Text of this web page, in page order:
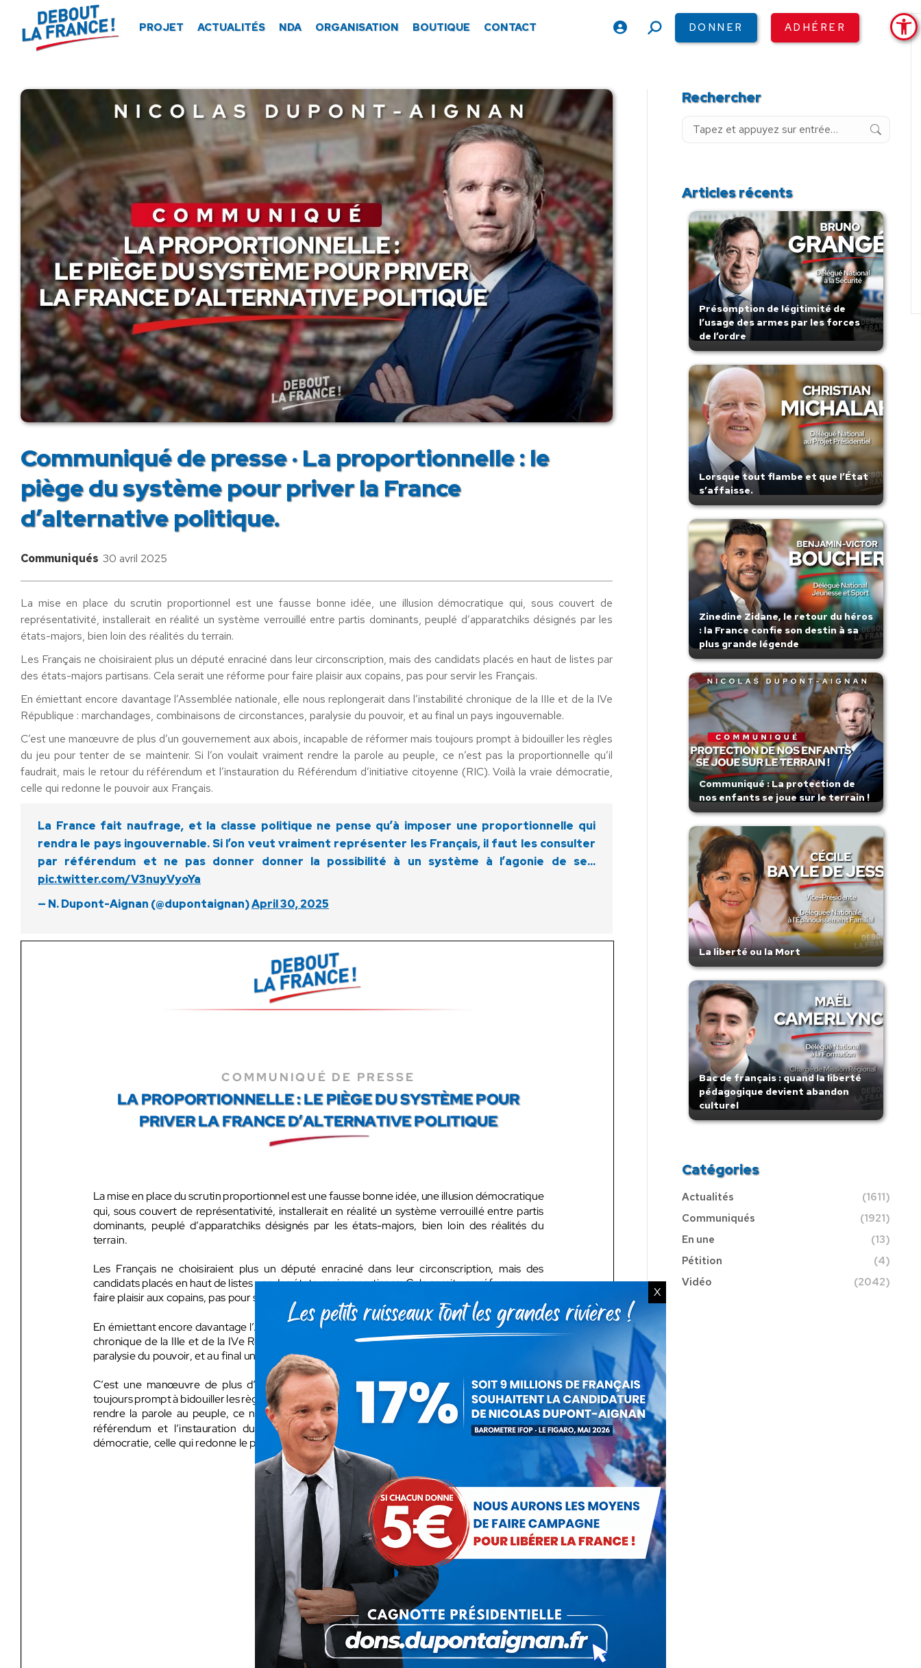
PROJET ACTUALITÉS NDA ORGANISATION BOUTIQUE CONTACT
RechercheDONNER ADHÉRER
Communiqué de presse · La proportionnelle : le
piège du système pour priver la France
d’alternative politique.
Communiqués 30 avril 2025
La mise en place du scrutin proportionnel est une fausse bonne idée, une illusion démocratique qui, sous couvert de
représentativité, installerait en réalité un système verrouillé entre partis dominants, peuplé d’apparatchiks désignés par les
états-majors, bien loin des réalités du terrain.
Les Français ne choisiraient plus un député enraciné dans leur circonscription, mais des candidats placés en haut de listes par
des états-majors partisans. Cela serait une réforme pour faire plaisir aux copains, pas pour servir les Français.
En émiettant encore davantage l’Assemblée nationale, elle nous replongerait dans l’instabilité chronique de la IIIe et de la IVe
République : marchandages, combinaisons de circonstances, paralysie du pouvoir, et au final un pays ingouvernable.
C’est une manœuvre de plus d’un gouvernement aux abois, incapable de réformer mais toujours prompt à bidouiller les règles
du jeu pour tenter de se maintenir. Si l’on voulait vraiment rendre la parole au peuple, ce n’est pas la proportionnelle qu’il
faudrait, mais le retour du référendum et l’instauration du Référendum d’initiative citoyenne (RIC). Voilà la vraie démocratie,
celle qui redonne le pouvoir aux Français.
La France fait naufrage, et la classe politique ne pense qu’à imposer une proportionnelle qui
rendra le pays ingouvernable. Si l’on veut vraiment représenter les Français, il faut les consulter
par référendum et ne pas donner donner la possibilité à un système à l’agonie de se…
pic.twitter.com/V3nuyVyoYa
— N. Dupont-Aignan (@dupontaignan)April 30, 2025
Rechercher
Recherche
Articles récents
Présomption de légitimité de
l’usage des armes par les forces
de l’ordre
Lorsque tout flambe et que l’État
s’affaisse.
Zinedine Zidane, le retour du héros
: la France confie son destin à sa
plus grande légende
Communiqué : La protection de
nos enfants se joue sur le terrain !
La liberté ou la Mort
Bac de français : quand la liberté
pédagogique devient abandon
culturel
Catégories
Actualités
(1611)
Communiqués
(1921)
En une
(13)
Pétition
(4)
Vidéo
(2042)
X
Panneau de gestion des cookies